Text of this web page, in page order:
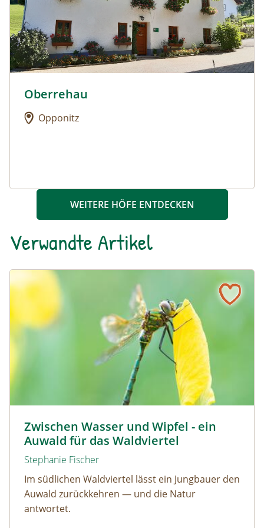
Urlaub am Bauernhof: Oberrehau
Oberrehau
Opponitz
WEITERE HÖFE ENTDECKEN
Verwandte Artikel
Zwischen Wasser und Wipfel - ein
Auwald für das Waldviertel
Stephanie Fischer
Im südlichen Waldviertel lässt ein Jungbauer den
Auwald zurückkehren — und die Natur
antwortet.
Zwischen Wasser und Wipfel - ein Auwald für das